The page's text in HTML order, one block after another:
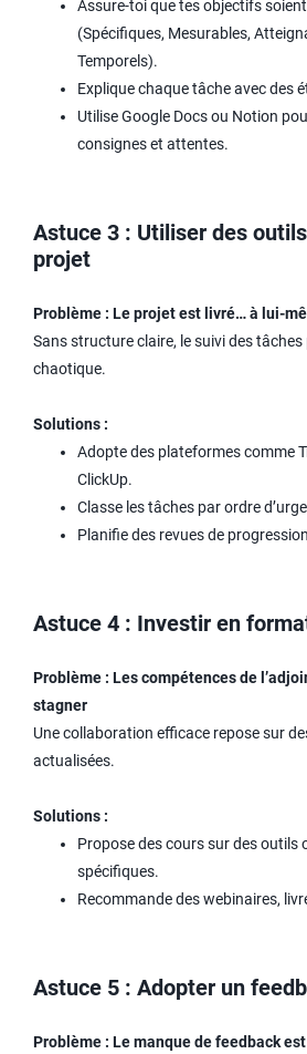
Assure-toi que tes objectifs
(Spécifiques, Mesurables,
Temporels).
Explique chaque tâche avec des
Utilise Google Docs ou Notion
consignes et attentes.
Astuce 3 : Utiliser des
projet
Problème : Le projet est livré… à lui-
Sans structure claire, le suivi des
chaotique.
Solutions :
Adopte des plateformes comme
ClickUp.
Classe les tâches par ordre
Planifie des revues de
Astuce 4 : Investir en
Problème : Les compétences de
stagner
Une collaboration efficace repose sur
actualisées.
Solutions :
Propose des cours sur des outils
spécifiques.
Recommande des webinaires,
Astuce 5 : Adopter un
Problème : Le manque de feedback